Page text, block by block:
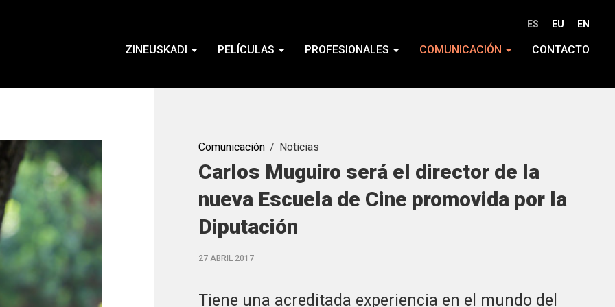
ES EU EN
ZINEUSKADI PELÍCULAS PROFESIONALES COMUNICACIÓN CONTACTO
Comunicación Noticias
Carlos Muguiro será el director de la
nueva Escuela de Cine promovida por la
Diputación
27 ABRIL 2017
Tiene una acreditada experiencia en el mundo del